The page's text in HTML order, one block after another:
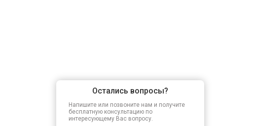
Остались вопросы?
Напишите или позвоните нам и получите
бесплатную консультацию по
интересующему Вас вопросу.